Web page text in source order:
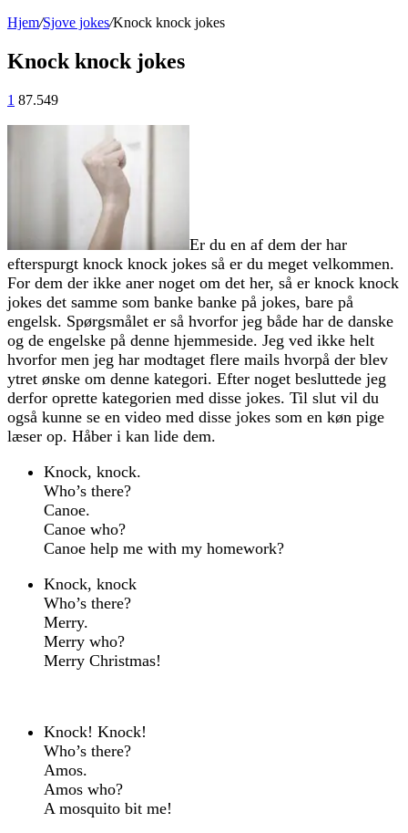
Hjem/Sjove jokes/Knock knock jokes
Knock knock jokes
1 87.549
Er du en af dem der har
efterspurgt knock knock jokes så er du meget velkommen.
For dem der ikke aner noget om det her, så er knock knock
jokes det samme som banke banke på jokes, bare på
engelsk. Spørgsmålet er så hvorfor jeg både har de danske
og de engelske på denne hjemmeside. Jeg ved ikke helt
hvorfor men jeg har modtaget flere mails hvorpå der blev
ytret ønske om denne kategori. Efter noget besluttede jeg
derfor oprette kategorien med disse jokes. Til slut vil du
også kunne se en video med disse jokes som en køn pige
læser op. Håber i kan lide dem.
Knock, knock.
Who’s there?
Canoe.
Canoe who?
Canoe help me with my homework?
Knock, knock
Who’s there?
Merry.
Merry who?
Merry Christmas!
Knock! Knock!
Who’s there?
Amos.
Amos who?
A mosquito bit me!